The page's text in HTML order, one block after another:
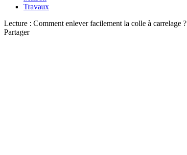
Travaux
Lecture : Comment enlever facilement la colle à carrelage ?
Partager